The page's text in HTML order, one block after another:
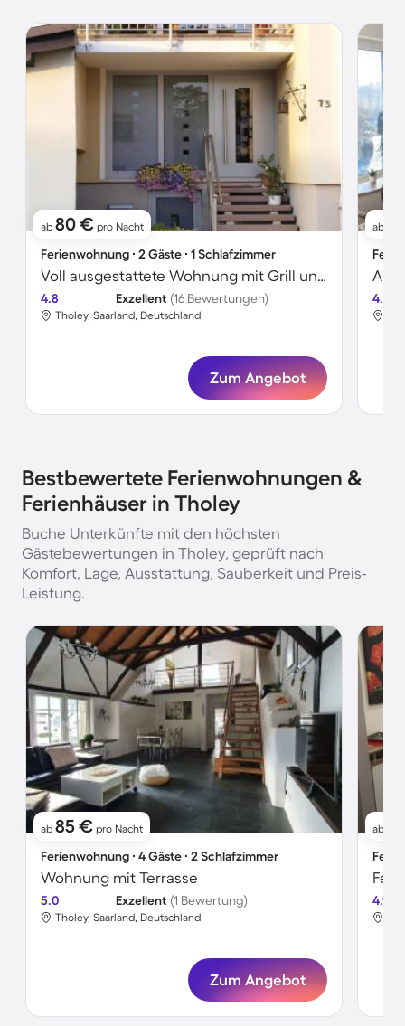
ab 80 € pro Nacht
Ferienwohnung ∙ 2 Gäste ∙ 1 Schlafzimmer
Voll ausgestattete Wohnung mit Grill und Garten
4.8 Exzellent (16 Bewertungen)
Tholey, Saarland, Deutschland
Zum Angebot
ab
4.8
Bestbewertete Ferienwohnungen &
Ferienhäuser in Tholey
Buche Unterkünfte mit den höchsten
Gästebewertungen in Tholey, geprüft nach
Komfort, Lage, Ausstattung, Sauberkeit und Preis-
Leistung.
ab 85 € pro Nacht
Ferienwohnung ∙ 4 Gäste ∙ 2 Schlafzimmer
Wohnung mit Terrasse
5.0 Exzellent (1 Bewertung)
Tholey, Saarland, Deutschland
Zum Angebot
ab
4.9